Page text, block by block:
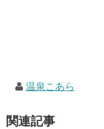
温泉こあら
関連記事